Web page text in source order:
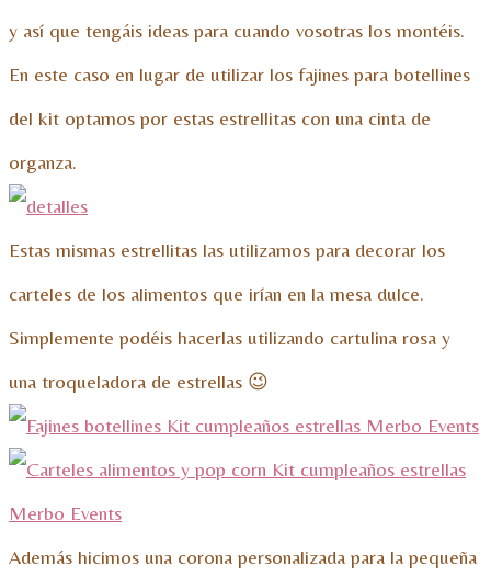
y así que tengáis ideas para cuando vosotras los montéis.
En este caso en lugar de utilizar los fajines para botellines
del kit optamos por estas estrellitas con una cinta de
organza.
Estas mismas estrellitas las utilizamos para decorar los
carteles de los alimentos que irían en la mesa dulce.
Simplemente podéis hacerlas utilizando cartulina rosa y
una troqueladora de estrellas 😉
Además hicimos una corona personalizada para la pequeña